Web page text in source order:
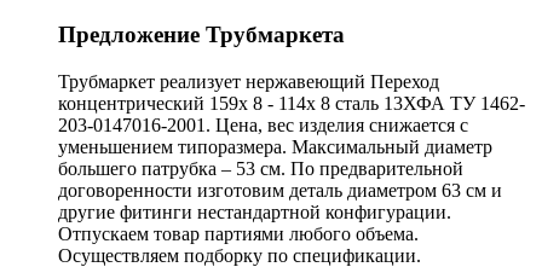
Предложение Трубмаркета
Трубмаркет реализует нержавеющий Переход
концентрический 159х 8 - 114х 8 сталь 13ХФА ТУ 1462-
203-0147016-2001. Цена, вес изделия снижается с
уменьшением типоразмера. Максимальный диаметр
большего патрубка – 53 см. По предварительной
договоренности изготовим деталь диаметром 63 см и
другие фитинги нестандартной конфигурации.
Отпускаем товар партиями любого объема.
Осуществляем подборку по спецификации.